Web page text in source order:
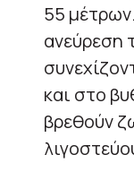
55
ανεύρεση
και στο
βρεθούν